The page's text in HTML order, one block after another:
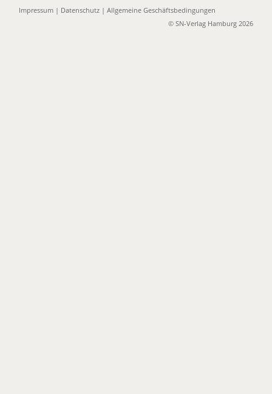
Impressum | Datenschutz |Allgemeine Geschäftsbedingungen
© SN-Verlag Hamburg 2026